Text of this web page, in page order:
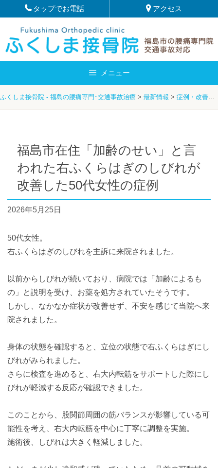
to
content
タップでお電話 アクセス
メニュー
ふくしま接骨院 - 福島の腰痛専門･交通事故治療 > 最新情報 > 症例・改善例
福島市在住「加齢のせい」と言
われた右ふくらはぎのしびれが
改善した50代女性の症例
2026年5月25日
50代女性。
右ふくらはぎのしびれを主訴に来院されました。
以前からしびれが続いており、病院では「加齢によるも
の」と説明を受け、お薬を処方されていたそうです。
しかし、なかなか症状が改善せず、不安を感じて当院へ来
院されました。
身体の状態を確認すると、立位の状態で右ふくらはぎにし
びれがみられました。
さらに検査を進めると、右大内転筋をサポートした際にし
びれが軽減する反応が確認できました。
このことから、股関節周囲の筋バランスが影響している可
能性を考え、右大内転筋を中心に丁寧に調整を実施。
施術後、しびれは大きく軽減しました。